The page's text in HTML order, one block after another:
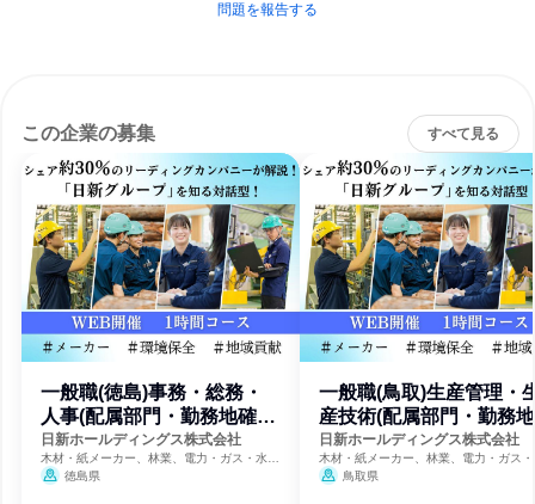
問題を報告する
この企業の募集 すべて見る
一般職(徳島)事務・総務・
人事(配属部門・勤務地確
約)
日新ホールディングス株式会社
木材・紙メーカー、林業、電力・ガス・水
道・エネルギー
徳島県
一般職(鳥取)生産管理・
産技術(配属部門・勤務
約)
日新ホールディングス株式会社
木材・紙メーカー、林業、電力・ガス
道・エネルギー
鳥取県